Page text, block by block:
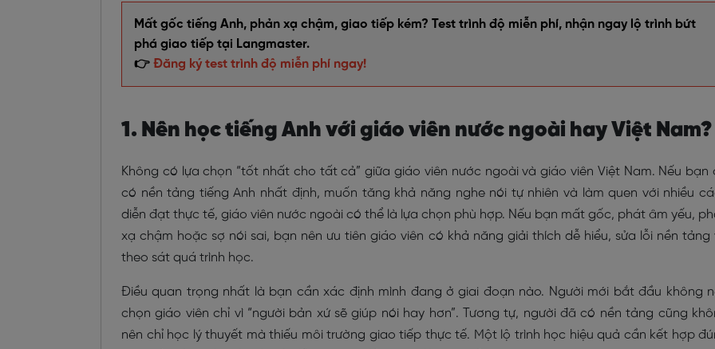
Mất gốc tiếng Anh, phản xạ chậm, giao tiếp kém? Test trình độ miễn phí, nhận ngay lộ trình bứt
phá giao tiếp tại Langmaster.
👉 Đăng ký test trình độ miễn phí ngay!
1. Nên học tiếng Anh với giáo viên nước ngoài hay Việt Nam?
Không có lựa chọn “tốt nhất cho tất cả” giữa giáo viên nước ngoài và giáo viên Việt Nam. Nếu bạn
có nền tảng tiếng Anh nhất định, muốn tăng khả năng nghe nói tự nhiên và làm quen với nhiều
diễn đạt thực tế, giáo viên nước ngoài có thể là lựa chọn phù hợp. Nếu bạn mất gốc, phát âm yếu,
xạ chậm hoặc sợ nói sai, bạn nên ưu tiên giáo viên có khả năng giải thích dễ hiểu, sửa lỗi nền tảng
theo sát quá trình học.
Điều quan trọng nhất là bạn cần xác định mình đang ở giai đoạn nào. Người mới bắt đầu không
chọn giáo viên chỉ vì “người bản xứ sẽ giúp nói hay hơn”. Tương tự, người đã có nền tảng cũng
nên chỉ học lý thuyết mà thiếu môi trường giao tiếp thực tế. Một lộ trình học hiệu quả cần kết hợp